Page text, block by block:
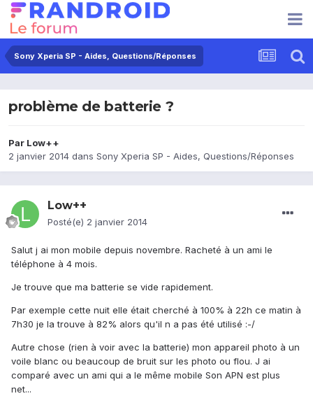
Sony Xperia SP - Aides, Questions/Réponses
problème de batterie ?
Par Low++
2 janvier 2014 dans Sony Xperia SP - Aides, Questions/Réponses
Low++
Posté(e) 2 janvier 2014
Salut j ai mon mobile depuis novembre. Racheté à un ami le
téléphone à 4 mois.
Je trouve que ma batterie se vide rapidement.
Par exemple cette nuit elle était cherché à 100% à 22h ce matin à
7h30 je la trouve à 82% alors qu'il n a pas été utilisé :-/
Autre chose (rien à voir avec la batterie) mon appareil photo à un
voile blanc ou beaucoup de bruit sur les photo ou flou. J ai
comparé avec un ami qui a le même mobile Son APN est plus
net...